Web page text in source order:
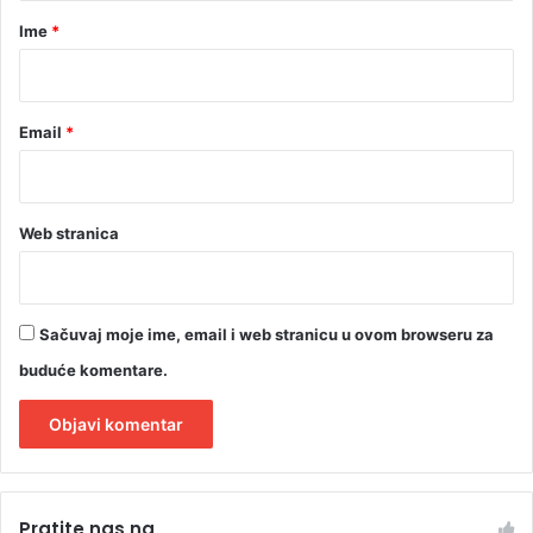
s
t
v
r
Ime *
Email *
Web stranica
Sačuvaj moje ime, email i web stranicu u ovom browseru za
buduće komentare.